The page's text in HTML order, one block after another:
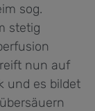
sog.
stetig
nun auf
und es bildet